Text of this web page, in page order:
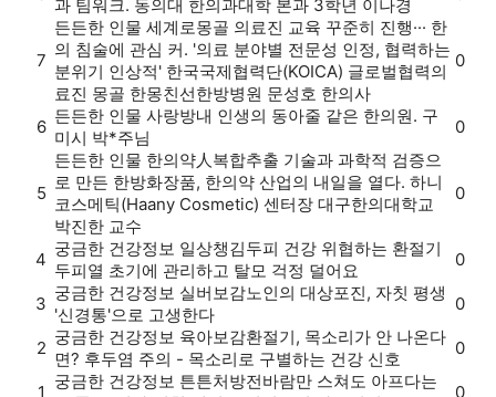
과 팀워크. 동의대 한의과대학 본과 3학년 이나경
7
든든한 인물 세계로몽골 의료진 교육 꾸준히 진행··· 한
의 침술에 관심 커. '의료 분야별 전문성 인정, 협력하는
분위기 인상적' 한국국제협력단(KOICA) 글로벌협력의
료진 몽골 한몽친선한방병원 문성호 한의사
0
6
든든한 인물 사랑방내 인생의 동아줄 같은 한의원. 구
미시 박*주님
0
5
든든한 인물 한의약人복합추출 기술과 과학적 검증으
로 만든 한방화장품, 한의약 산업의 내일을 열다. 하니
코스메틱(Haany Cosmetic) 센터장 대구한의대학교
박진한 교수
0
4
궁금한 건강정보 일상챙김두피 건강 위협하는 환절기
두피열 초기에 관리하고 탈모 걱정 덜어요
0
3
궁금한 건강정보 실버보감노인의 대상포진, 자칫 평생
'신경통'으로 고생한다
0
2
궁금한 건강정보 육아보감환절기, 목소리가 안 나온다
면? 후두염 주의 - 목소리로 구별하는 건강 신호
0
1
궁금한 건강정보 튼튼처방전바람만 스쳐도 아프다는
0